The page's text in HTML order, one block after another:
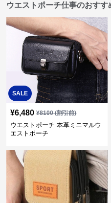
ウエストポーチ仕事のおすす
SALE
¥6,480 ¥8100(割引前)
ウエストポーチ 本革ミニマルウ
エストポーチ